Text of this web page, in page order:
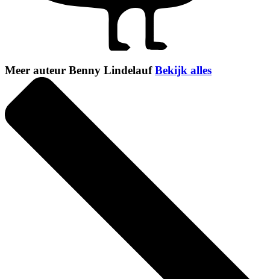
Meer auteur Benny LindelaufBekijk alles